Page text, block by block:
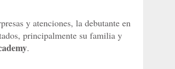
y atenciones, la debutante en
principalmente su familia y
.